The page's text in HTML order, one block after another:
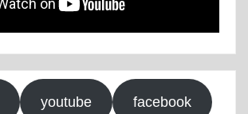
youtube facebook